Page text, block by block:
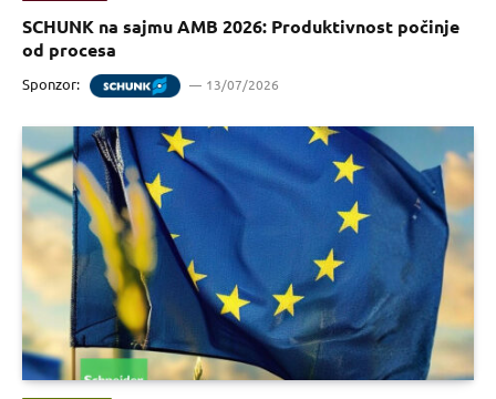
SCHUNK na sajmu AMB 2026: Produktivnost počinje
od procesa
Sponzor: 13/07/2026